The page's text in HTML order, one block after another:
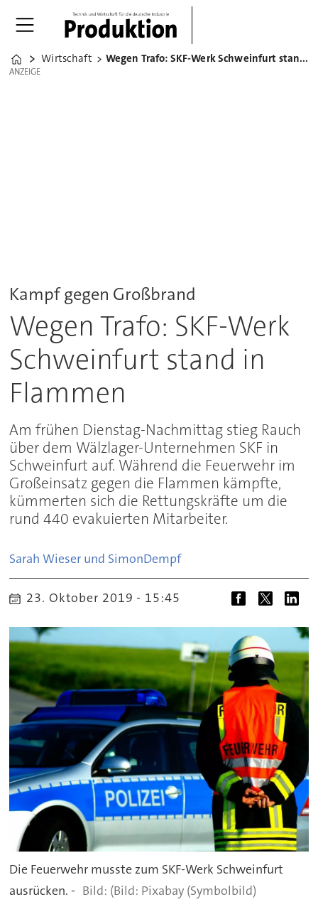
Home
Wirtschaft Wegen Trafo: SKF-Werk Schweinfurt stand in Flammen
ANZEIGE
ANZEIGE
Kampf gegen Großbrand
Wegen Trafo: SKF-Werk
Schweinfurt stand in
Flammen
Am frühen Dienstag-Nachmittag stieg Rauch
über dem Wälzlager-Unternehmen SKF in
Schweinfurt auf. Während die Feuerwehr im
Großeinsatz gegen die Flammen kämpfte,
kümmerten sich die Rettungskräfte um die
rund 440 evakuierten Mitarbeiter.
Sarah Wieser und SimonDempf
23. Oktober 2019 - 15:45
Die Feuerwehr musste zum SKF-Werk Schweinfurt
ausrücken. -
(Bild: Pixabay (Symbolbild)